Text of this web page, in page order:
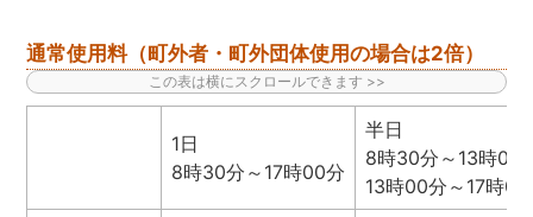
通常使用料（町外者・町外団体使用の場合は2倍）
1日
8時30分～17時00分
半日
8時30分～13時00
13時00分～17時00